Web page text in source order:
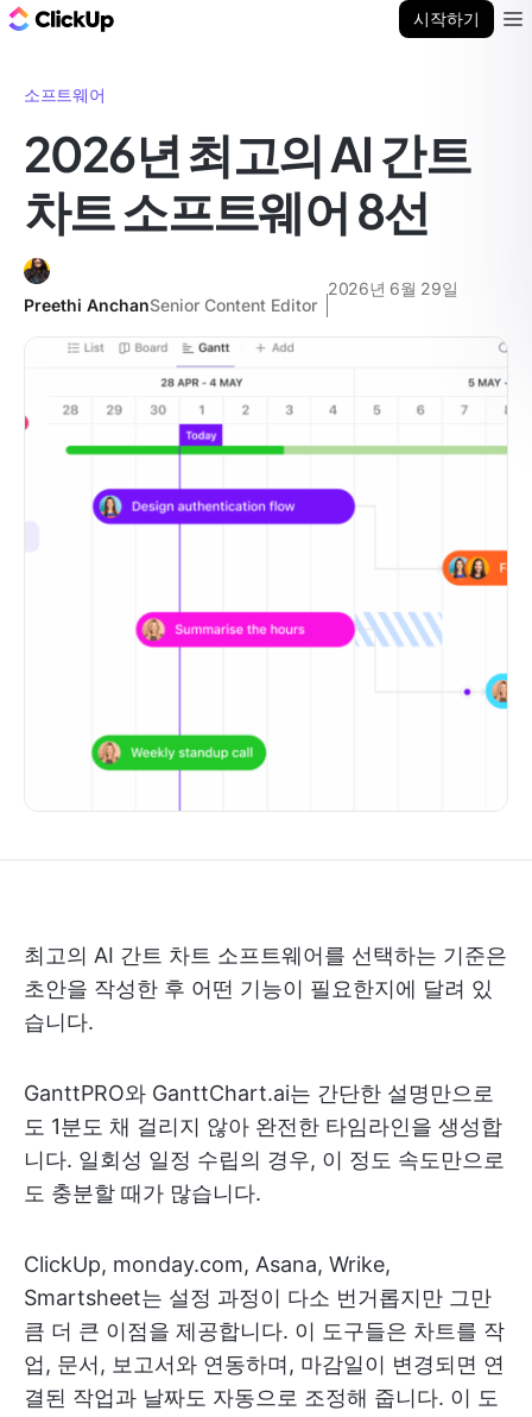
시작하기
소프트웨어
2026년 최고의 AI 간트
차트 소프트웨어 8선
Preethi AnchanSenior Content Editor
2026년 6월 29일
최고의 AI 간트 차트 소프트웨어를 선택하는 기준은
초안을 작성한 후 어떤 기능이 필요한지에 달려 있
습니다.
GanttPRO와 GanttChart.ai는 간단한 설명만으로
도 1분도 채 걸리지 않아 완전한 타임라인을 생성합
니다. 일회성 일정 수립의 경우, 이 정도 속도만으로
도 충분할 때가 많습니다.
ClickUp, monday.com, Asana, Wrike,
Smartsheet는 설정 과정이 다소 번거롭지만 그만
큼 더 큰 이점을 제공합니다. 이 도구들은 차트를 작
업, 문서, 보고서와 연동하며, 마감일이 변경되면 연
결된 작업과 날짜도 자동으로 조정해 줍니다. 이 도